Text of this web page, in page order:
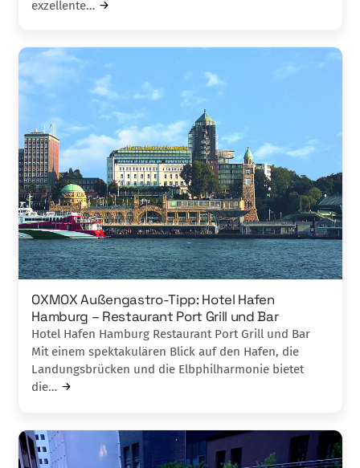
exzellente…
OXMOX Außengastro-Tipp: Hotel Hafen
Hamburg – Restaurant Port Grill und Bar
Hotel Hafen Hamburg Restaurant Port Grill und Bar
Mit einem spektakulären Blick auf den Hafen, die
Landungsbrücken und die Elbphilharmonie bietet
die…